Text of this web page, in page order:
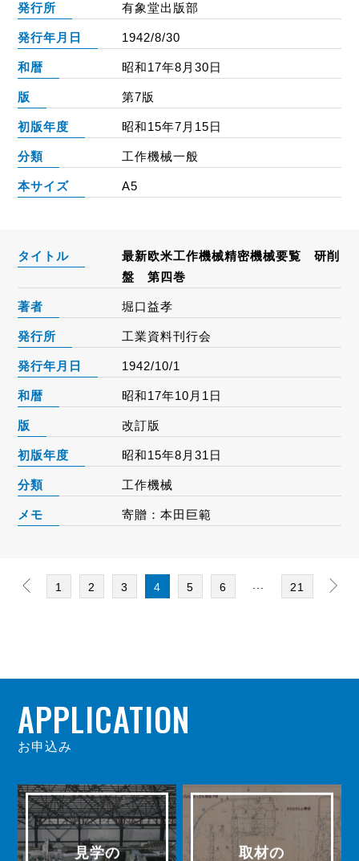
発行所 有象堂出版部
発行年月日 1942/8/30
和暦 昭和17年8月30日
版 第7版
初版年度 昭和15年7月15日
分類 工作機械一般
本サイズ A5
タイトル
最新欧米工作機械精密機械要覧 研削
盤 第四巻
著者 堀口益孝
発行所 工業資料刊行会
発行年月日 1942/10/1
和暦 昭和17年10月1日
版 改訂版
初版年度 昭和15年8月31日
分類 工作機械
メモ 寄贈：本田巨範
1 2 3 4 5 6 21
APPLICATION
お申込み
見学の
取材の